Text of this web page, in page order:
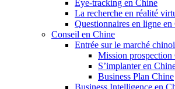
Eye-tracking en Chine
La recherche en réalité
Questionnaires en ligne en
Conseil en Chine
Entrée sur le marché
Mission prospection
S’implanter en
Business Plan Chine
Business Intelligence en